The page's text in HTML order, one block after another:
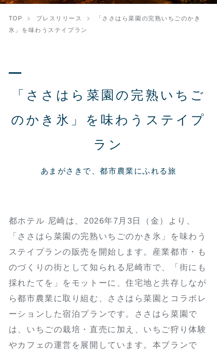
TOP プレスリリース
「ささはら菜園の完熟いちごのかき
氷」を味わうステイプラン
「ささはら菜園の完熟いちご
のかき氷」を味わうステイプ
ラン
あまがさきで、都市農業にふれる旅
都ホテル 尼崎は、2026年7月3日（金）より、
「ささはら菜園の完熟いちごのかき氷」を味わう
ステイプランの販売を開始します。産業都市・も
のづくりの街として知られる尼崎市で、「街にも
採れたてを」をモットーに、住宅地と共存しなが
ら都市農業に取り組む、ささはら菜園とコラボレ
ーションした宿泊プランです。ささはら菜園で
は、いちごの栽培・直売に加え、いちご狩り体験
やカフェの運営を展開しています。本プランで